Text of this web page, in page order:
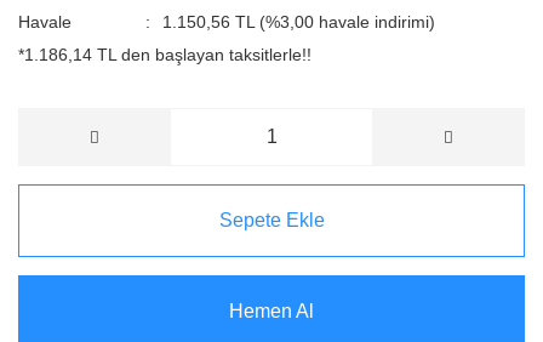
Havale
1.150,56 TL (%3,00 havale indirimi)
*1.186,14 TL den başlayan taksitlerle!!
Sepete Ekle
Hemen Al